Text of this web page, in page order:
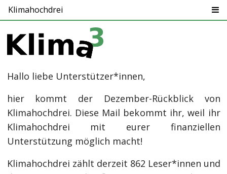
Klimahochdrei
Hallo liebe Unterstützer*innen,
hier kommt der Dezember-Rückblick von
Klimahochdrei. Diese Mail bekommt ihr, weil ihr
Klimahochdrei mit eurer finanziellen
Unterstützung möglich macht!
Klimahochdrei zählt derzeit 862 Leser*innen und